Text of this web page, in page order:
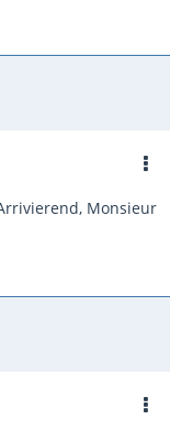
Monsieur